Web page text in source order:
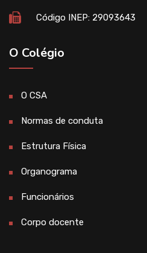
Código INEP: 29093643
O Colégio
O CSA
Normas de conduta
Estrutura Física
Organograma
Funcionários
Corpo docente